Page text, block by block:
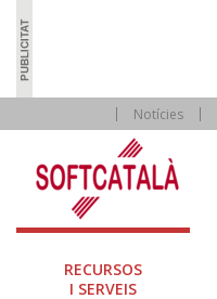
Notícies
RECURSOS
I SERVEIS